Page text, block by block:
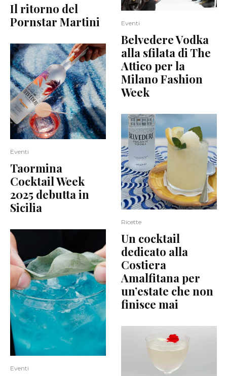
Il ritorno del
Pornstar Martini
Eventi
Taormina
Cocktail Week
2025 debutta in
Sicilia
Eventi
Eventi
Belvedere Vodka
alla sfilata di The
Attico per la
Milano Fashion
Week
Ricette
Un cocktail
dedicato alla
Costiera
Amalfitana per
un’estate che non
finisce mai